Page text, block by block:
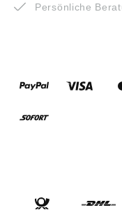
Persönliche